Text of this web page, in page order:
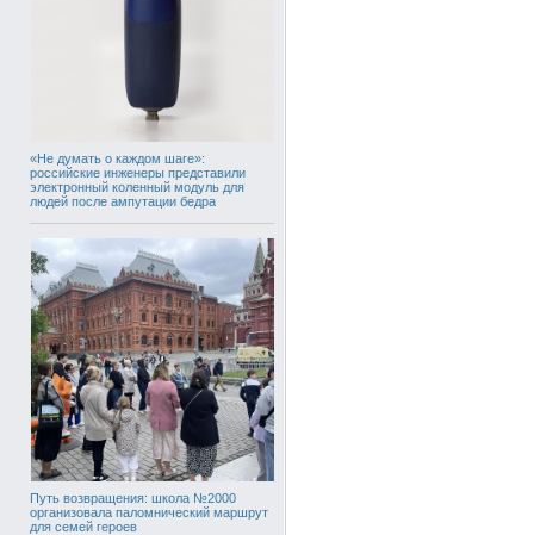
«Не думать о каждом шаге»:
российские инженеры представили
электронный коленный модуль для
людей после ампутации бедра
Путь возвращения: школа №2000
организовала паломнический маршрут
для семей героев